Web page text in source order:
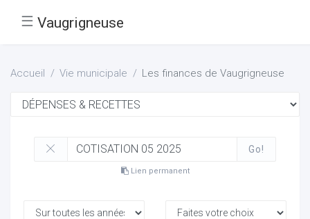
☰ Vaugrigneuse
Accueil Vie municipale Les finances de Vaugrigneuse
Go!
Lien permanent